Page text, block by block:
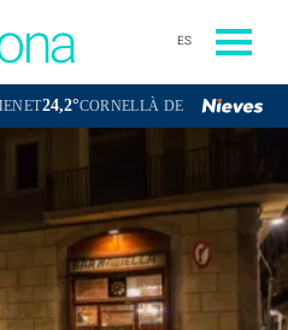
ES
CORNELLÀ DE LLOBREGAT23,4°